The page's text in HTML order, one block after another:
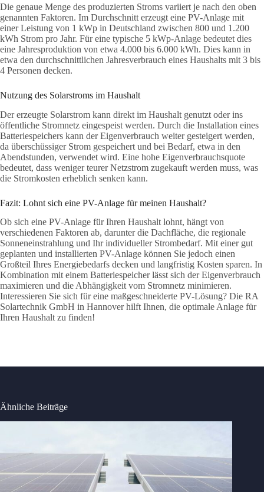
Die genaue Menge des produzierten Stroms variiert je nach den oben
genannten Faktoren. Im Durchschnitt erzeugt eine PV-Anlage mit
einer Leistung von 1 kWp in Deutschland zwischen 800 und 1.200
kWh Strom pro Jahr. Für eine typische 5 kWp-Anlage bedeutet dies
eine Jahresproduktion von etwa 4.000 bis 6.000 kWh. Dies kann in
etwa den durchschnittlichen Jahresverbrauch eines Haushalts mit 3 bis
4 Personen decken.
Nutzung des Solarstroms im Haushalt
Der erzeugte Solarstrom kann direkt im Haushalt genutzt oder ins
öffentliche Stromnetz eingespeist werden. Durch die Installation eines
Batteriespeichers kann der Eigenverbrauch weiter gesteigert werden,
da überschüssiger Strom gespeichert und bei Bedarf, etwa in den
Abendstunden, verwendet wird. Eine hohe Eigenverbrauchsquote
bedeutet, dass weniger teurer Netzstrom zugekauft werden muss, was
die Stromkosten erheblich senken kann.
Fazit: Lohnt sich eine PV-Anlage für meinen Haushalt?
Ob sich eine PV-Anlage für Ihren Haushalt lohnt, hängt von
verschiedenen Faktoren ab, darunter die Dachfläche, die regionale
Sonneneinstrahlung und Ihr individueller Strombedarf. Mit einer gut
geplanten und installierten PV-Anlage können Sie jedoch einen
Großteil Ihres Energiebedarfs decken und langfristig Kosten sparen. In
Kombination mit einem Batteriespeicher lässt sich der Eigenverbrauch
maximieren und die Abhängigkeit vom Stromnetz minimieren.
Interessieren Sie sich für eine maßgeschneiderte PV-Lösung? Die RA
Solartechnik GmbH in Hannover hilft Ihnen, die optimale Anlage für
Ihren Haushalt zu finden!
Ähnliche Beiträge